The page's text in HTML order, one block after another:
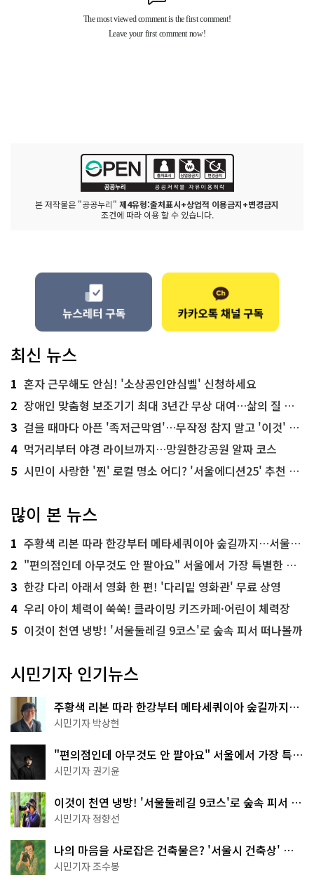
본 저작물은 "공공누리" 제4유형:출처표시+상업적 이용금지+변경금지
조건에 따라 이용 할 수 있습니다.
최신 뉴스
1 혼자 근무해도 안심! '소상공인안심벨' 신청하세요
2 장애인 맞춤형 보조기기 최대 3년간 무상 대여…삶의 질 높인다
3 걸을 때마다 아픈 '족저근막염'…무작정 참지 말고 '이것' 해보세요!
4 먹거리부터 야경 라이브까지…망원한강공원 알짜 코스
5 시민이 사랑한 '찐' 로컬 명소 어디? '서울에디션25' 추천 코스
많이 본 뉴스
1 주황색 리본 따라 한강부터 메타세쿼이아 숲길까지…서울둘레길 15코스
2 "편의점인데 아무것도 안 팔아요" 서울에서 가장 특별한 편의점의 정체
3 한강 다리 아래서 영화 한 편! '다리밑 영화관' 무료 상영
4 우리 아이 체력이 쑥쑥! 클라이밍 키즈카페·어린이 체력장
5 이것이 천연 냉방! '서울둘레길 9코스'로 숲속 피서 떠나볼까
시민기자 인기뉴스
주황색 리본 따라 한강부터 메타세쿼이아 숲길까지…
서울둘레길 15코스
시민기자 박상현
"편의점인데 아무것도 안 팔아요" 서울에서 가장 특별
한 편의점의 정체
시민기자 권기윤
이것이 천연 냉방! '서울둘레길 9코스'로 숲속 피서 떠
나볼까
시민기자 정향선
나의 마음을 사로잡은 건축물은? '서울시 건축상' 수
상작 공개!
시민기자 조수봉